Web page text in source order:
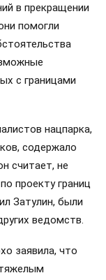
в прекращении
помогли
с границами
нацпарка,
содержало
считает, не
проекту границ
Затулин, были
ведомств.
заявила, что